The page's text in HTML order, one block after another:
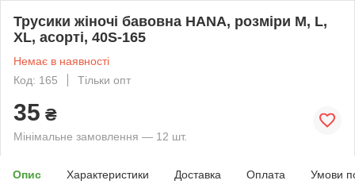
Трусики жіночі бавовна HANA, розміри M, L,
XL, асорті, 40S-165
Немає в наявності
Код: 165
Тільки опт
35 ₴
Мінімальне замовлення — 12 шт.
Опис Характеристики Доставка Оплата Умови